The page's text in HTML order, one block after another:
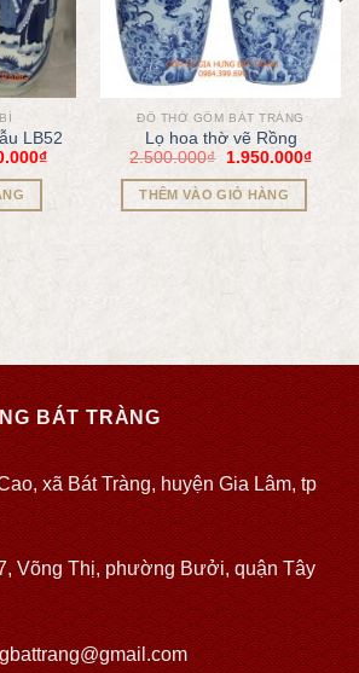
LB52
₫
ĐỒ THỜ GỐM BÁT TRÀNG
Lọ hoa thờ vẽ Rồng
2.500.000₫ 1.950.000₫
THÊM VÀO GIỎ HÀNG
BÁT TRÀNG
xã Bát Tràng, huyện Gia Lâm, tp
Võng Thị, phường Bưởi, quận Tây